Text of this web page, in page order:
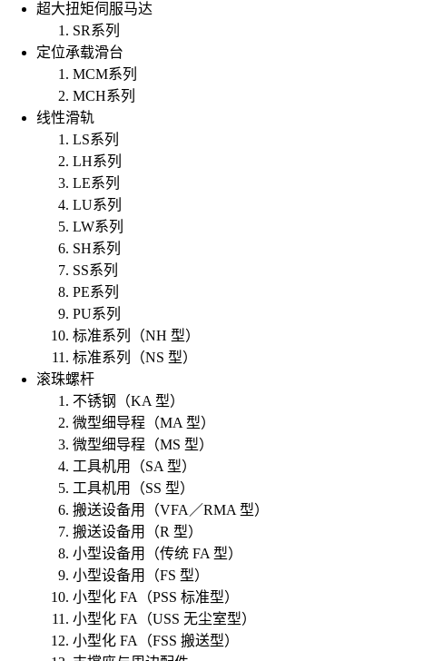
超大扭矩伺服马达
SR系列
定位承载滑台
MCM系列
MCH系列
线性滑轨
LS系列
LH系列
LE系列
LU系列
LW系列
SH系列
SS系列
PE系列
PU系列
标准系列（NH 型）
标准系列（NS 型）
滚珠螺杆
不锈钢（KA 型）
微型细导程（MA 型）
微型细导程（MS 型）
工具机用（SA 型）
工具机用（SS 型）
搬送设备用（VFA／RMA 型）
搬送设备用（R 型）
小型设备用（传统 FA 型）
小型设备用（FS 型）
小型化 FA（PSS 标准型）
小型化 FA（USS 无尘室型）
小型化 FA（FSS 搬送型）